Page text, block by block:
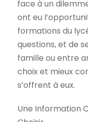
face à un
ont eu
formations du
questions, et de
famille ou entre
choix et mieux
s’offrent à eux.
Une Information